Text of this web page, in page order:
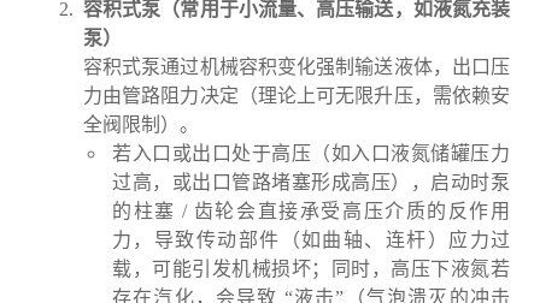
容积式泵（常用于小流量、高压输送，如液氮充装
泵）
容积式泵通过机械容积变化强制输送液体，出口压
力由管路阻力决定（理论上可无限升压，需依赖安
全阀限制）。
若入口或出口处于高压（如入口液氮储罐压力
过高，或出口管路堵塞形成高压），启动时泵
的柱塞 / 齿轮会直接承受高压介质的反作用
力，导致传动部件（如曲轴、连杆）应力过
载，可能引发机械损坏；同时，高压下液氮若
存在汽化，会导致 “液击”（气泡溃灭的冲击